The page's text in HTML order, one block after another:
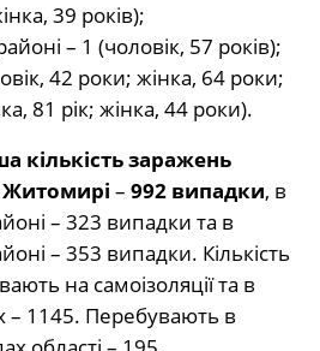
39 років);
– 1 (чоловік, 57 років);
42 роки; жінка, 64 роки;
81 рік; жінка, 44 роки).
кількість заражень
Житомирі – 992 випадки, в
– 323 випадки та в
– 353 випадки. Кількість
на самоізоляції та в
– 1145. Перебувають в